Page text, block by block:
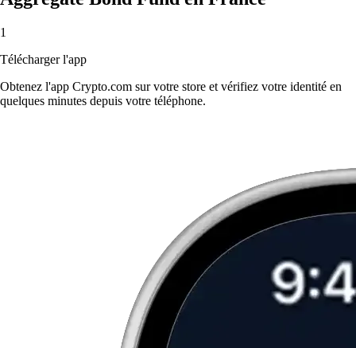
1
Télécharger l'app
Obtenez l'app Crypto.com sur votre store et vérifiez votre identité en
quelques minutes depuis votre téléphone.